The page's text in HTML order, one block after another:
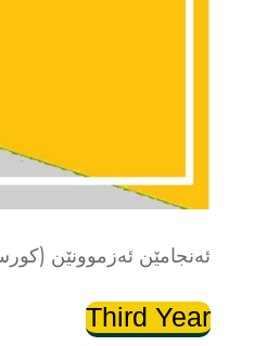
ئەنجامێن ئەزموونێن
Third Year